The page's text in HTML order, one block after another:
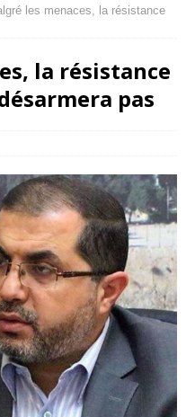
les menaces, la résistance
la résistance
pas